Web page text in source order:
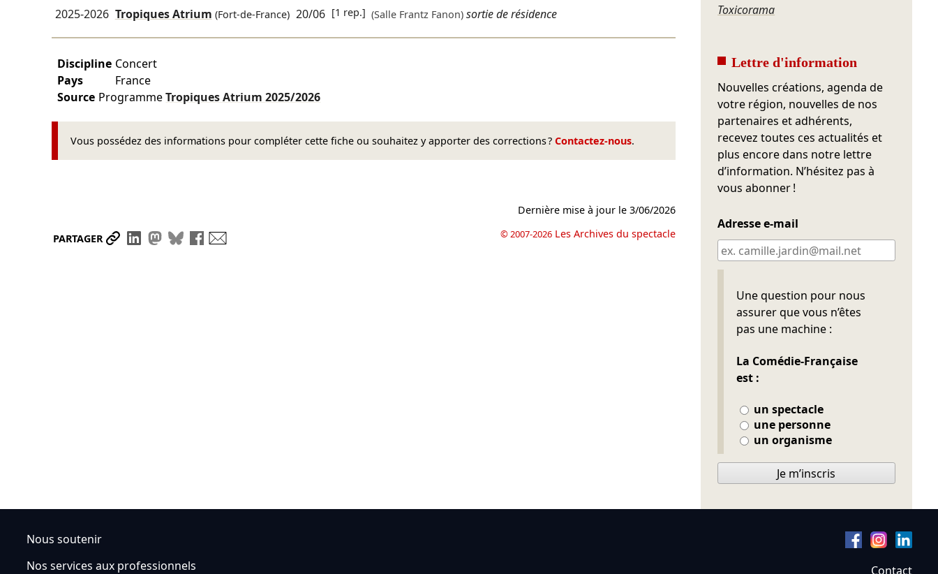
2025-2026 Tropiques Atrium (Fort-de-France) 20/06 [1 rep.] (Salle Frantz Fanon) sortie de résidence
Discipline Concert
Pays
France
Source ProgrammeTropiques Atrium2025/2026
Vous possédez des informations pour compléter cette fiche ou souhaitez y apporter des corrections ? Contactez-nous.
PARTAGER Partager le lien
Partager sur LinkedIn
Partager sur Mastodon
Partager sur Bluesky
Partager sur Facebook
Dernière mise à jour le3/06/2026
© 2007-2026 Les Archives du spectacle
Toxicorama
Lettre d'information
Nouvelles créations, agenda de
votre région, nouvelles de nos
partenaires et adhérents,
recevez toutes ces actualités et
plus encore dans notre lettre
d’information. N’hésitez pas à
vous abonner !
Adresse e-mail
Une question pour nous
assurer que vous n’êtes
pas une machine :
La Comédie-Française
est :
un spectacle
une personne
un organisme
Ne pas remplir
Je m’inscris
Nous soutenir
Nos services aux professionnels
Contact